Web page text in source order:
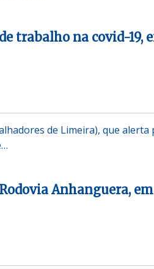
trabalho na covid-19,
de Limeira), que alerta
Anhanguera, em